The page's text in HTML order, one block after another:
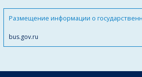
Размещение информации о
bus.gov.ru